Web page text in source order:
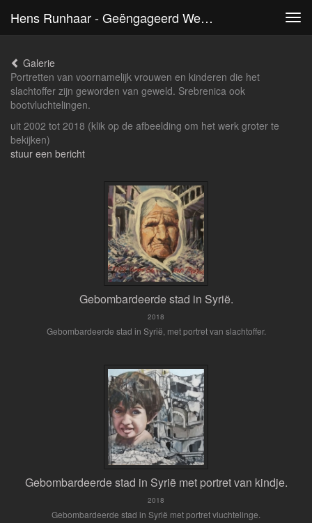
Hens Runhaar - Geëngageerd Werk, Slachtoffers Van Geweld.
Galerie
Portretten van voornamelijk vrouwen en kinderen die het
slachtoffer zijn geworden van geweld. Srebrenica ook
bootvluchtelingen.
uit 2002 tot 2018 (klik op de afbeelding om het werk groter te
bekijken)
stuur een bericht
Gebombardeerde stad in Syrië.
2018
Gebombardeerde stad in Syrië, met portret van slachtoffer.
Gebombardeerde stad in Syrië met portret van kindje.
2018
Gebombardeerde stad in Syrië met portret vluchtelinge.